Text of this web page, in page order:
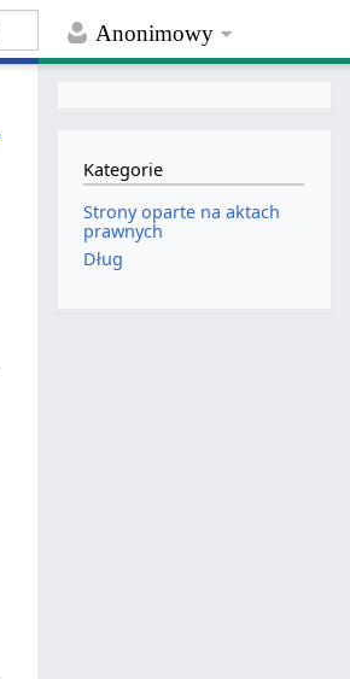
Anonimowy
Kategorie
Strony oparte na aktach
prawnych
Dług